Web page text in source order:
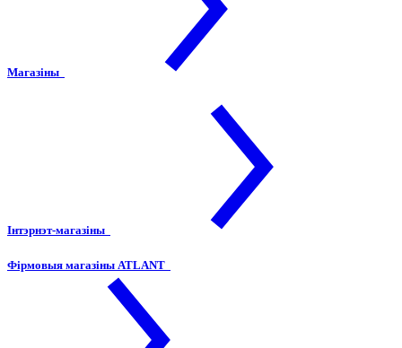
Магазіны
Інтэрнэт-магазіны
Фірмовыя магазіны ATLANT